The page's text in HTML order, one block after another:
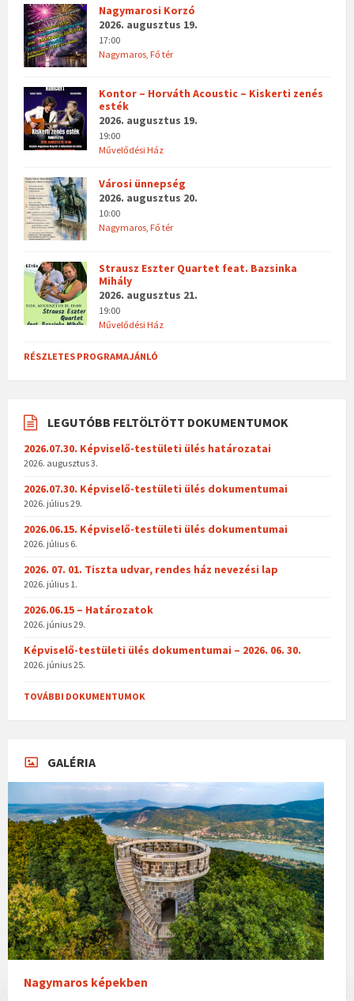
Nagymarosi Korzó
2026. augusztus 19.
17:00
Nagymaros, Fő tér
Kontor – Horváth Acoustic – Kiskerti zenés
esték
2026. augusztus 19.
19:00
Művelődési Ház
Városi ünnepség
2026. augusztus 20.
10:00
Nagymaros, Fő tér
Strausz Eszter Quartet feat. Bazsinka
Mihály
2026. augusztus 21.
19:00
Művelődési Ház
RÉSZLETES PROGRAMAJÁNLÓ
LEGUTÓBB FELTÖLTÖTT DOKUMENTUMOK
2026.07.30. Képviselő-testületi ülés határozatai
2026. augusztus 3.
2026.07.30. Képviselő-testületi ülés dokumentumai
2026. július 29.
2026.06.15. Képviselő-testületi ülés dokumentumai
2026. július 6.
2026. 07. 01. Tiszta udvar, rendes ház nevezési lap
2026. július 1.
2026.06.15 – Határozatok
2026. június 29.
Képviselő-testületi ülés dokumentumai – 2026. 06. 30.
2026. június 25.
TOVÁBBI DOKUMENTUMOK
GALÉRIA
Nagymaros képekben